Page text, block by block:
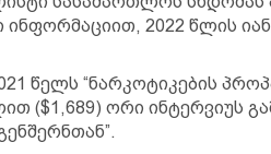
2022 წლის
წელს “ნარკოტიკების
($1,689) ორი ინტერვიუს